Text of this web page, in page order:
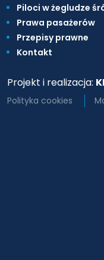
Piloci w żegludze
Prawa pasażerów
Przepisy prawne
Kontakt
Projekt i realizacja:
Polityka cookies